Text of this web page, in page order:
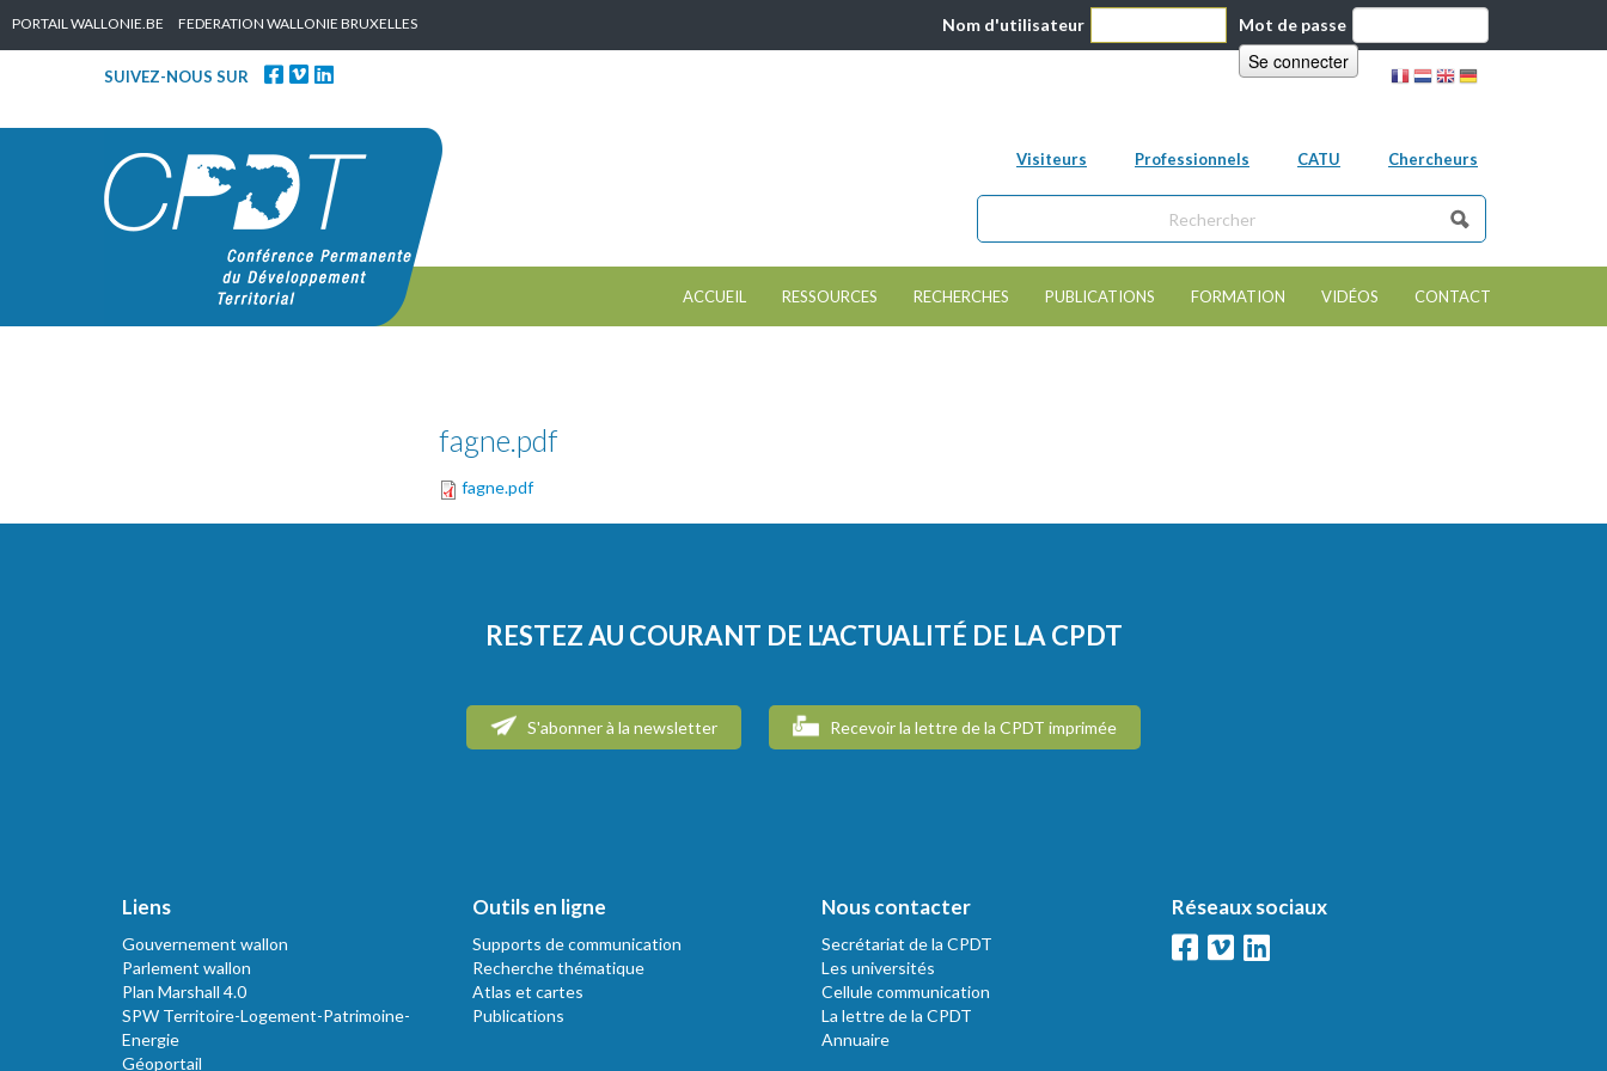
PORTAIL WALLONIE.BE FEDERATION WALLONIE BRUXELLES Nom d'utilisateur Mot de passe
SUIVEZ-NOUS SUR
Visiteurs Professionnels CATU Chercheurs
Formulaire de recherche
Chercher dans ce site
ACCUEIL RESSOURCES RECHERCHES PUBLICATIONS FORMATION VIDÉOS CONTACT
fagne.pdf
fagne.pdf
RESTEZ AU COURANT DE L'ACTUALITÉ DE LA CPDT
S'abonner à la newsletter Recevoir la lettre de la CPDT imprimée
Liens
Gouvernement wallon
Parlement wallon
Plan Marshall 4.0
SPW Territoire-Logement-Patrimoine-
Energie
Géoportail
Outils en ligne
Supports de communication
Recherche thématique
Atlas et cartes
Publications
Nous contacter
Secrétariat de la CPDT
Les universités
Cellule communication
La lettre de la CPDT
Annuaire
Réseaux sociaux